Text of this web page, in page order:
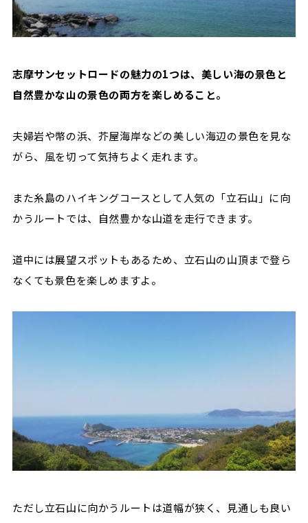
志摩サンセットロードの魅力の1つは、美しい海の景色と
自然豊かな山の景色の両方を楽しめること。
夫婦岩や幣の浜、芥屋海岸などの美しい海辺の景色を見な
がら、風を切って気持ちよく走れます。
また糸島のハイキングコースとして人気の「立石山」に向
かうルートでは、自然豊かな山道を走行できます。
道中には展望スポットもあるため、立石山の山頂まで登ら
なくても景色を楽しめますよ。
ただし立石山に向かうルートは道幅が狭く、見通しも良い